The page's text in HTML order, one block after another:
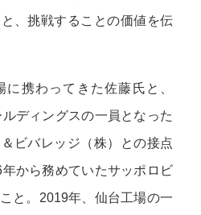
、挑戦することの価値を伝
携わってきた佐藤氏と、
ディングスの一員となった
ビバレッジ（株）との接点
から務めていたサッポロビ
と。2019年、仙台工場の一